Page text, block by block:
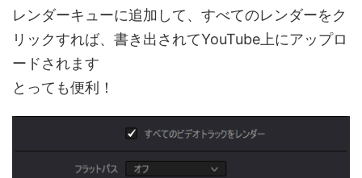
レンダーキューに追加して、すべてのレンダーをク
リックすれば、書き出されてYouTube上にアップロ
ードされます
とっても便利！